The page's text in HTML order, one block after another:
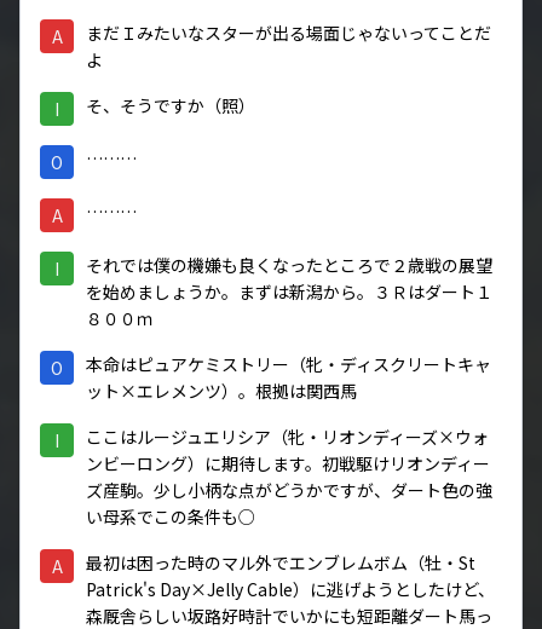
A
まだＩみたいなスターが出る場面じゃないってことだ
よ
I そ、そうですか（照）
O ………
A ………
I
それでは僕の機嫌も良くなったところで２歳戦の展望
を始めましょうか。まずは新潟から。３Ｒはダート１
８００ｍ
O
本命はピュアケミストリー（牝・ディスクリートキャ
ット×エレメンツ）。根拠は関西馬
I
ここはルージュエリシア（牝・リオンディーズ×ウォ
ンビーロング）に期待します。初戦駆けリオンディー
ズ産駒。少し小柄な点がどうかですが、ダート色の強
い母系でこの条件も○
A
最初は困った時のマル外でエンブレムボム（牡・St
Patrick's Day×Jelly Cable）に逃げようとしたけど、
森厩舎らしい坂路好時計でいかにも短距離ダート馬っ